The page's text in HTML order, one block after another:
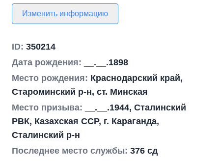
Изменить информацию
ID: 350214
Дата рождения:
__.__.1898
Место рождения: Краснодарский край,
Староминский р-н, ст. Минская
Место призыва:
__.__.1944, Сталинский
РВК, Казахская ССР, г. Караганда,
Сталинский р-н
Последнее место службы: 376 сд